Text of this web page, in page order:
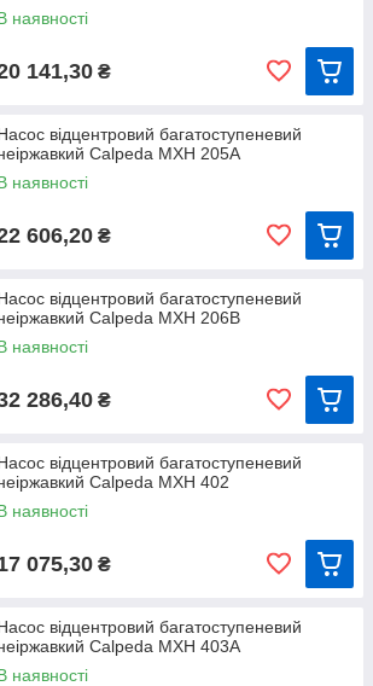
наявності
141,30 ₴
відцентровий багатоступеневий
Calpeda MXH 205А
наявності
606,20 ₴
відцентровий багатоступеневий
Calpeda MXH 206В
наявності
286,40 ₴
відцентровий багатоступеневий
Calpeda MXH 402
наявності
075,30 ₴
відцентровий багатоступеневий
Calpeda MXH 403А
наявності